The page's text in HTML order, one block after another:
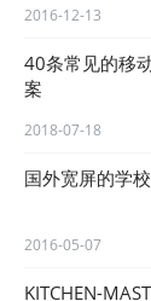
2016-12-13
40条常见的移
案
2018-07-18
国外宽屏的学
2016-05-07
KITCHEN-